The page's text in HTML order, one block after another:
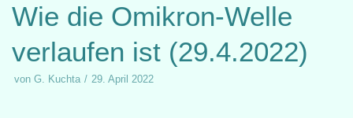
Wie die Omikron-Welle
verlaufen ist (29.4.2022)
von G. Kuchta 29. April 2022